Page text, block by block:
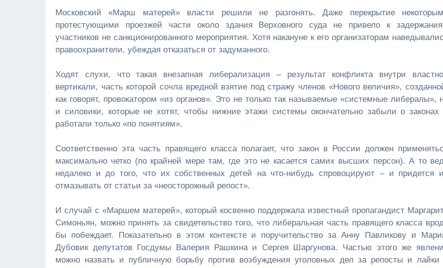
Московский «Марш матерей» власти решили не разгонять. Даже перекрытие
протестующими проезжей части около здания Верховного суда не привело к
участников не санкционированного мероприятия. Хотя накануне к его организаторам
правоохранители, убеждая отказаться от задуманного.
Ходят слухи, что такая внезапная либерализация – результат конфликта внутри
вертикали, часть которой сочла вредной взятие под стражу членов «Нового величия»,
как говорят, провокатором «из органов». Это не только так называемые «системные либералы»,
и силовики, которые не хотят, чтобы нижние этажи системы окончательно забыли о законах
работали только «по понятиям».
Соответственно эта часть правящего класса полагает, что закон в России должен
максимально четко (по крайней мере там, где это не касается самих высших персон). А то
недалеко и до того, что их собственных детей на что-нибудь спровоцируют – и придется
отмазывать от статьи за «неосторожный репост».
И случай с «Маршем матерей», который косвенно поддержала известный пропагандист
Симоньян, можно принять за свидетельство того, что либеральная часть правящего класса
бы побеждает. Показательно в этом контексте и поручительство за Анну Павликову и
Дубовик депутатов Госдумы Валерия Рашкина и Сергея Шаргунова. Частью этого же
можно назвать и публичную борьбу против возбуждения уголовных дел за репосты и лайки